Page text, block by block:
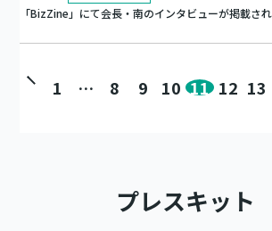
「BizZine」にて会長・南のインタビューが掲載され
1 … 8 9 10 11 12 13
プレスキット